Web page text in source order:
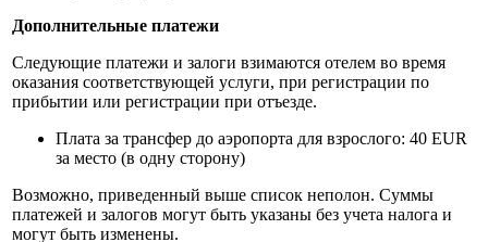
Дополнительные платежи
Следующие платежи и залоги взимаются отелем во время
оказания соответствующей услуги, при регистрации по
прибытии или регистрации при отъезде.
Плата за трансфер до аэропорта для взрослого: 40 EUR
за место (в одну сторону)
Возможно, приведенный выше список неполон. Суммы
платежей и залогов могут быть указаны без учета налога и
могут быть изменены.